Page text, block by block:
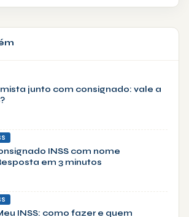
junto com consignado: vale a
INSS com nome
em 3 minutos
INSS: como fazer e quem